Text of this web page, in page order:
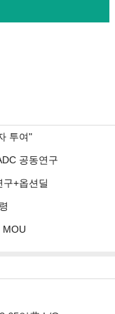
투여"
공동연구
+옵션딜
MOU